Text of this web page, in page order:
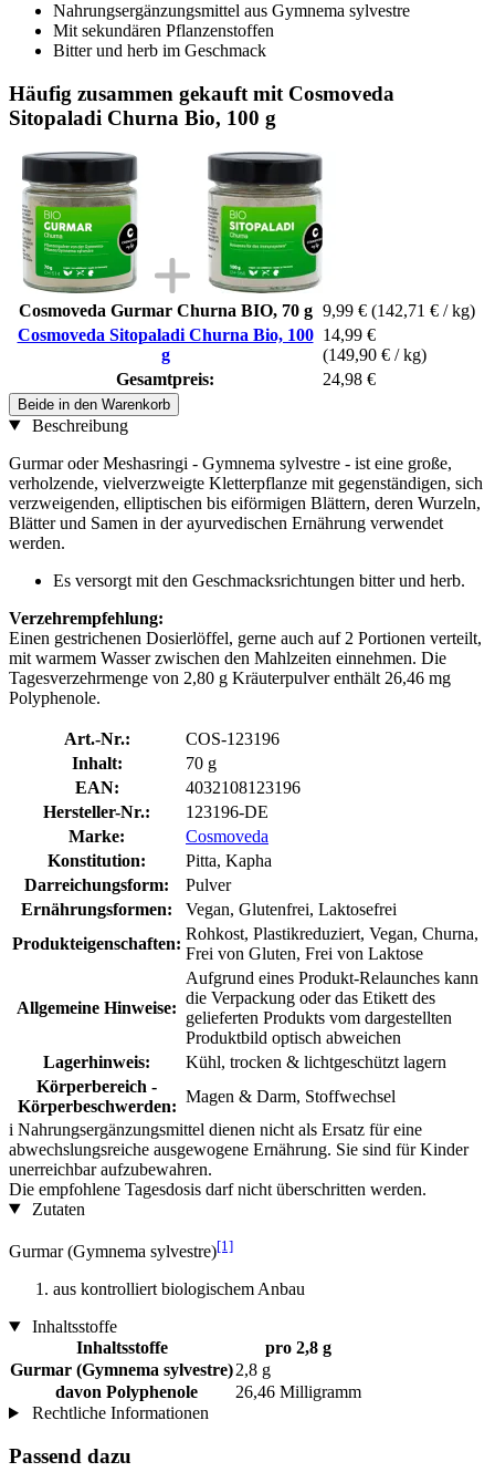
Nahrungsergänzungsmittel aus Gymnema sylvestre
Mit sekundären Pflanzenstoffen
Bitter und herb im Geschmack
Häufig zusammen gekauft mit Cosmoveda
Sitopaladi Churna Bio, 100 g
Cosmoveda Gurmar Churna BIO, 70 g 9,99 € (142,71 € / kg)
Cosmoveda Sitopaladi Churna Bio, 100
g
14,99 €
(149,90 € / kg)
Gesamtpreis:
24,98 €
Beide in den Warenkorb
Beschreibung
Gurmar oder Meshasringi - Gymnema sylvestre - ist eine große,
verholzende, vielverzweigte Kletterpflanze mit gegenständigen, sich
verzweigenden, elliptischen bis eiförmigen Blättern, deren Wurzeln,
Blätter und Samen in der ayurvedischen Ernährung verwendet
werden.
Es versorgt mit den Geschmacks­richtungen bitter und herb.
Verzehrempfehlung:
Einen gestrichenen Dosierlöffel, gerne auch auf 2 Portionen verteilt,
mit warmem Wasser zwischen den Mahlzeiten einnehmen. Die
Tagesverzehrmenge von 2,80 g Kräuterpulver enthält 26,46 mg
Polyphenole.
Art.-Nr.:
COS-123196
Inhalt:
70 g
EAN:
4032108123196
Hersteller-Nr.:
123196-DE
Marke:
Cosmoveda
Konstitution:
Pitta, Kapha
Darreichungsform:
Pulver
Ernährungsformen:
Vegan, Glutenfrei, Laktosefrei
Produkteigenschaften:
Rohkost, Plastikreduziert, Vegan, Churna,
Frei von Gluten, Frei von Laktose
Allgemeine Hinweise:
Aufgrund eines Produkt-Relaunches kann
die Verpackung oder das Etikett des
gelieferten Produkts vom dargestellten
Produktbild optisch abweichen
Lagerhinweis:
Kühl, trocken & lichtgeschützt lagern
Körperbereich -
Körperbeschwerden:
Magen & Darm, Stoffwechsel
i Nahrungsergänzungsmittel dienen nicht als Ersatz für eine
abwechslungsreiche ausgewogene Ernährung. Sie sind für Kinder
unerreichbar aufzubewahren.
Die empfohlene Tagesdosis darf nicht überschritten werden.
Zutaten
Gurmar (Gymnema sylvestre)[1]
aus kontrolliert biologischem Anbau
Inhaltsstoffe
Inhaltsstoffe
pro 2,8 g
Gurmar (Gymnema sylvestre)2,8 g
davon Polyphenole
26,46 Milligramm
Rechtliche Informationen
Passend dazu